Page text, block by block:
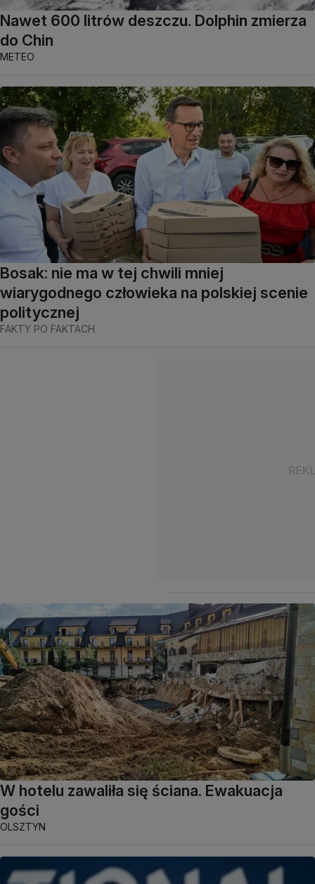
Nawet 600 litrów deszczu. Dolphin zmierza
do Chin
METEO
Bosak: nie ma w tej chwili mniej
wiarygodnego człowieka na polskiej scenie
politycznej
FAKTY PO FAKTACH
W hotelu zawaliła się ściana. Ewakuacja
gości
OLSZTYN